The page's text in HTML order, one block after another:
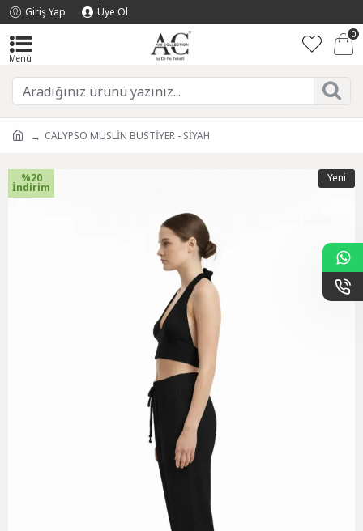
Giriş Yap Üye Ol
0
CALYPSO MÜSLİN BÜSTİYER - SİYAH
Yeni
%20
İndirim